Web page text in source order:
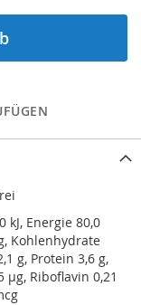
Energie 80,0
Kohlenhydrate
g, Protein 3,6 g,
µg, Riboflavin 0,21